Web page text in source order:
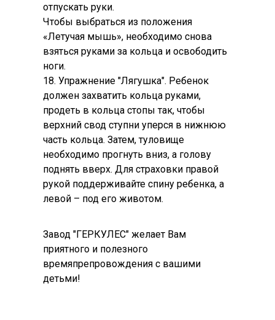
отпускать руки.
Чтобы выбраться из положения
«Летучая мышь», необходимо снова
взяться руками за кольца и освободить
ноги.
18. Упражнение "Лягушка". Ребенок
должен захватить кольца руками,
продеть в кольца стопы так, чтобы
верхний свод ступни уперся в нижнюю
часть кольца. Затем, туловище
необходимо прогнуть вниз, а голову
поднять вверх. Для страховки правой
рукой поддерживайте спину ребенка, а
левой – под его животом.
Завод "ГЕРКУЛЕС" желает Вам
приятного и полезного
времяпрепровождения с вашими
детьми!